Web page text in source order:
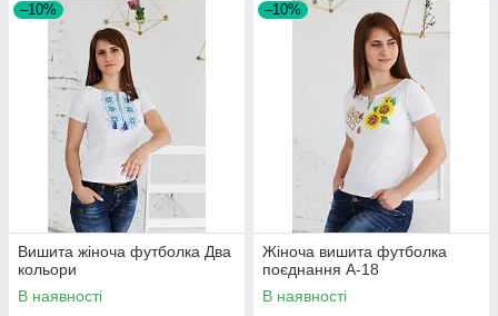
–10%
Вишита жіноча футболка Два
кольори
В наявності
–10%
Жіноча вишита футболка
поєднання А-18
В наявності